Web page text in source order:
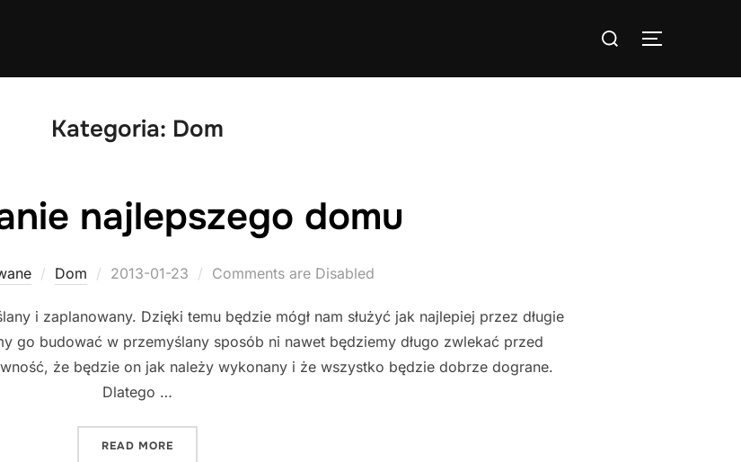
Search
TOGGLE
Kategoria: Dom
najlepszego domu
Dom
Posted
2013-01-23 Comments are Disabled
i zaplanowany. Dzięki temu będzie mógł nam służyć jak najlepiej przez długie
go budować w przemyślany sposób ni nawet będziemy długo zwlekać przed
że będzie on jak należy wykonany i że wszystko będzie dobrze dograne.
Dlatego …
READ MORE